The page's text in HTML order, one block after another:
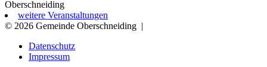
Oberschneiding
weitere Veranstaltungen
© 2026 Gemeinde Oberschneiding |
Datenschutz
Impressum